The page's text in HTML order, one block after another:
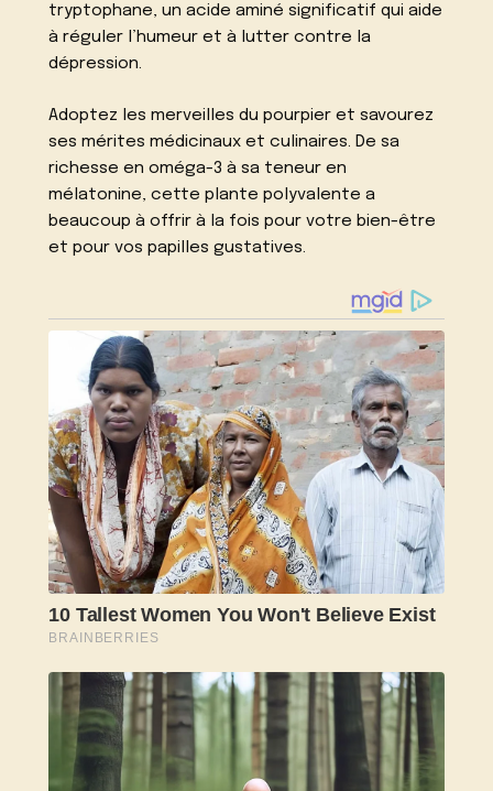
tryptophane, un acide aminé significatif qui aide
à réguler l’humeur et à lutter contre la
dépression.
Adoptez les merveilles du pourpier et savourez
ses mérites médicinaux et culinaires. De sa
richesse en oméga-3 à sa teneur en
mélatonine, cette plante polyvalente a
beaucoup à offrir à la fois pour votre bien-être
et pour vos papilles gustatives.